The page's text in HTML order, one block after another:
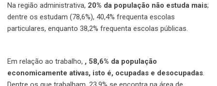
Na região administrativa, 20% da população não estuda mais;
dentre os estudam (78,6%), 40,4% frequenta escolas
particulares, enquanto 38,2% frequenta escolas públicas.
Em relação ao trabalho, , 58,6% da população
economicamente ativas, isto é, ocupadas e desocupadas